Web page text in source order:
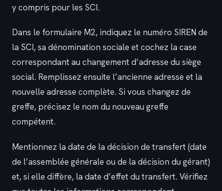
y compris pour les SCI.
Dans le formulaire M2, indiquez le numéro SIREN de
la SCI, sa dénomination sociale et cochez la case
correspondant au changement d’adresse du siège
social. Remplissez ensuite l’ancienne adresse et la
nouvelle adresse complète. Si vous changez de
greffe, précisez le nom du nouveau greffe
compétent.
Mentionnez la date de la décision de transfert (date
de l’assemblée générale ou de la décision du gérant)
et, si elle diffère, la date d’effet du transfert. Vérifiez